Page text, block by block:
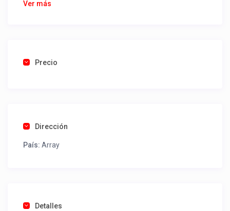
Nombre alojamiento o servicio
Una foto de cuenta de luz o agua o gas que acredite
como un profesional sin COMISIONES ni ESTAFAS.
Tel contacto propiedad:
Ver más
Precio
Dirección
País: Array
Detalles